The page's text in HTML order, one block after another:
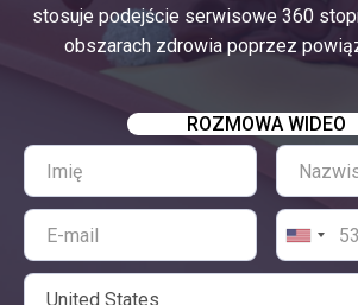
stosuje podejście serwisowe 360
obszarach zdrowia poprzez
ROZMOWA WIDEO